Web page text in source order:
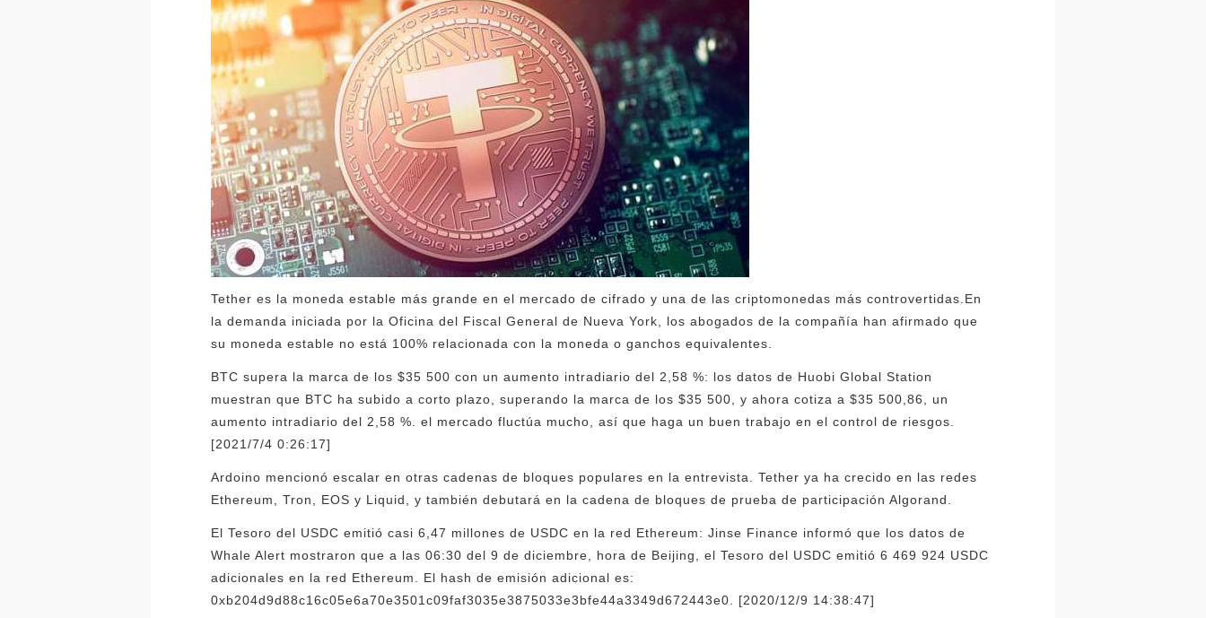
Tether es la moneda estable más grande en el mercado de cifrado y una de las criptomonedas más controvertidas.En
la demanda iniciada por la Oficina del Fiscal General de Nueva York, los abogados de la compañía han afirmado que
su moneda estable no está 100% relacionada con la moneda o ganchos equivalentes.
BTC supera la marca de los $35 500 con un aumento intradiario del 2,58 %: los datos de Huobi Global Station
muestran que BTC ha subido a corto plazo, superando la marca de los $35 500, y ahora cotiza a $35 500,86, un
aumento intradiario del 2,58 %. el mercado fluctúa mucho, así que haga un buen trabajo en el control de riesgos.
[2021/7/4 0:26:17]
Ardoino mencionó escalar en otras cadenas de bloques populares en la entrevista. Tether ya ha crecido en las redes
Ethereum, Tron, EOS y Liquid, y también debutará en la cadena de bloques de prueba de participación Algorand.
El Tesoro del USDC emitió casi 6,47 millones de USDC en la red Ethereum: Jinse Finance informó que los datos de
Whale Alert mostraron que a las 06:30 del 9 de diciembre, hora de Beijing, el Tesoro del USDC emitió 6 469 924 USDC
adicionales en la red Ethereum. El hash de emisión adicional es:
0xb204d9d88c16c05e6a70e3501c09faf3035e3875033e3bfe44a3349d672443e0. [2020/12/9 14:38:47]